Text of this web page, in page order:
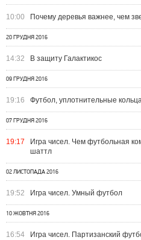
10:00 Почему деревья важнее, чем
20 ГРУДНЯ 2016
14:32 В защиту Галактикос
09 ГРУДНЯ 2016
19:16 Футбол, уплотнительные
07 ГРУДНЯ 2016
19:17
Игра чисел. Чем футбольная
шаттл
02 ЛИСТОПАДА 2016
19:52 Игра чисел. Умный футбол
10 ЖОВТНЯ 2016
16:54 Игра чисел. Партизанский